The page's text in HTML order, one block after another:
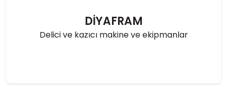
DİYAFRAM
Delici ve kazıcı makine ve ekipmanlar